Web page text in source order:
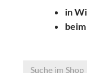
in